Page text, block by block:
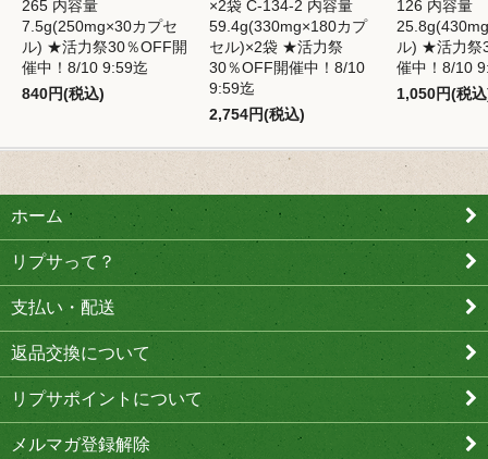
265 内容量
7.5g(250mg×30カプセ
ル) ★活力祭30％OFF開
催中！8/10 9:59迄
840円(税込)
×2袋 C-134-2 内容量
59.4g(330mg×180カプ
セル)×2袋 ★活力祭
30％OFF開催中！8/10
9:59迄
2,754円(税込)
126 内容量
ル) ★活力祭
催中！8/10
1,050円(税
ホーム
リプサって？
支払い・配送
返品交換について
リプサポイントについて
メルマガ登録解除